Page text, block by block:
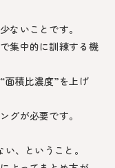
ないことです。
集中的に訓練する機
面積比濃度”を上げ
グが必要です。
、ということ。